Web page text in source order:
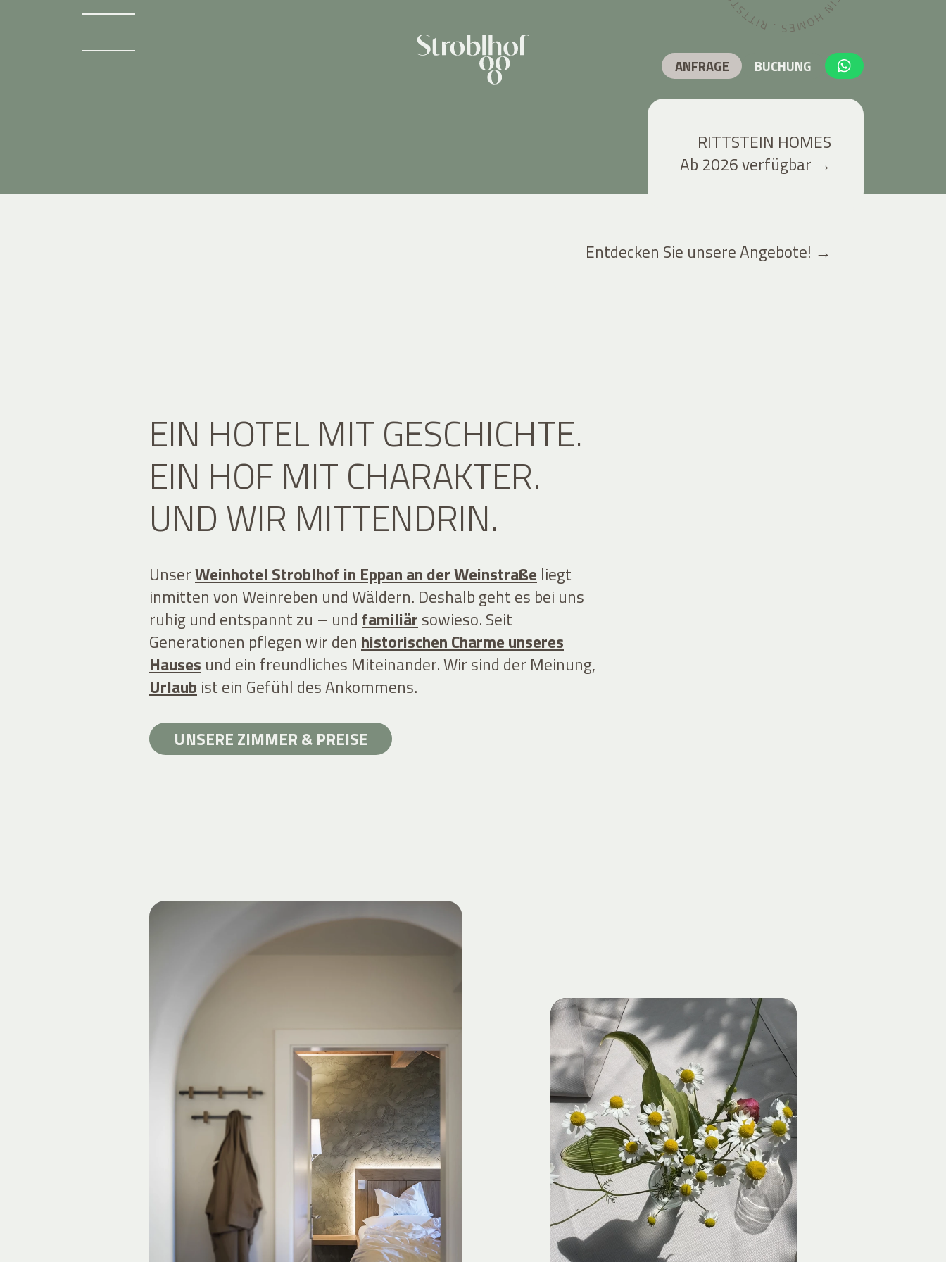
RITTSTEIN HOMES
Ab 2026 verfügbar →
Entdecken Sie unsere Angebote! →
EIN HOTEL MIT GESCHICHTE.
EIN HOF MIT CHARAKTER.
UND WIR MITTENDRIN.
UnserWeinhotel Stroblhof in Eppan an der Weinstraße liegt
inmitten von Weinreben und Wäldern. Deshalb geht es bei uns
ruhig und entspannt zu – und familiär sowieso. Seit
Generationen pflegen wir den historischen Charme unseres
Hauses und ein freundliches Miteinander. Wir sind der Meinung,
Urlaub ist ein Gefühl des Ankommens.
UNSERE ZIMMER & PREISE
ANFRAGE BUCHUNG